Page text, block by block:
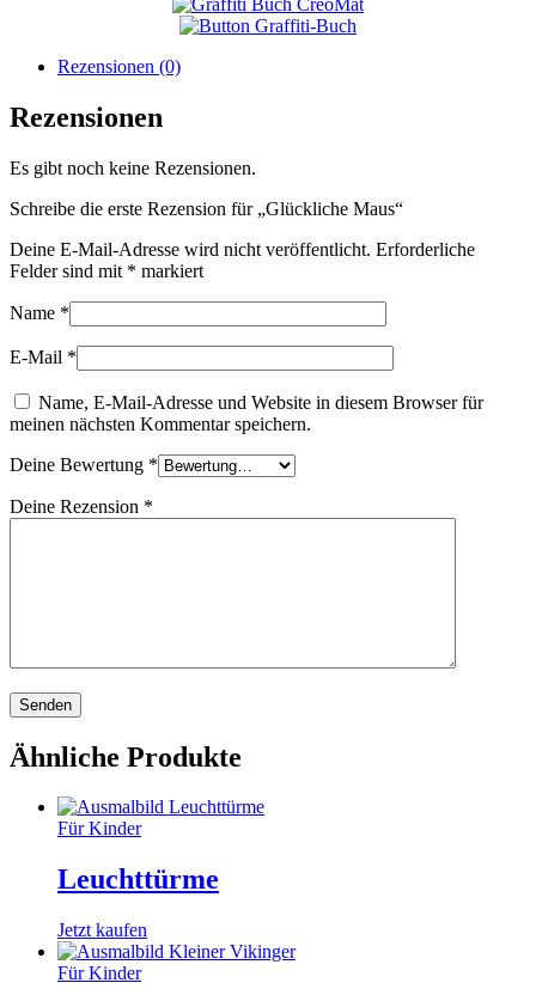
Rezensionen (0)
Rezensionen
Es gibt noch keine Rezensionen.
Schreibe die erste Rezension für „Glückliche Maus“
Deine E-Mail-Adresse wird nicht veröffentlicht. Erforderliche
Felder sind mit * markiert
Name *
E-Mail *
Name, E-Mail-Adresse und Website in diesem Browser für
meinen nächsten Kommentar speichern.
Deine Bewertung *
Deine Rezension *
Ähnliche Produkte
Für Kinder
Leuchttürme
Jetzt kaufen
Für Kinder